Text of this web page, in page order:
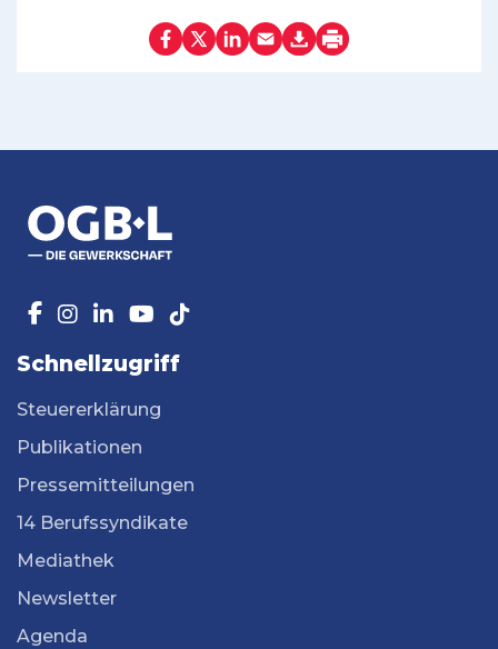
Schnellzugriff
Steuererklärung
Publikationen
Pressemitteilungen
14 Berufssyndikate
Mediathek
Newsletter
Agenda